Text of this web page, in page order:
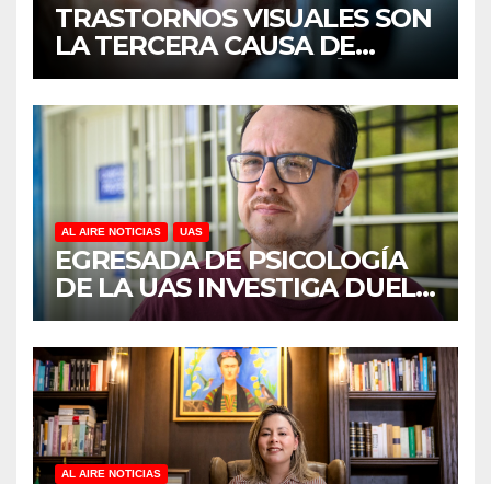
TRASTORNOS VISUALES SON
LA TERCERA CAUSA DE
DISCAPACIDAD EN MÉXICO,
REVELA ESTUDIO DEL
CIDOCS DE LA UAS
AL AIRE NOTICIAS UAS
EGRESADA DE PSICOLOGÍA
DE LA UAS INVESTIGA DUELO
ANTICIPADO Y SOBRECARGA
EN CUIDADORES DE
ADULTOS MAYORES
AL AIRE NOTICIAS